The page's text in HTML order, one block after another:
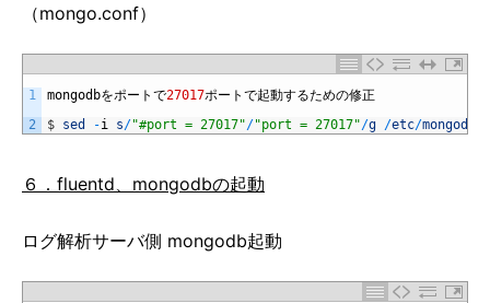
（mongo.conf）
1
2
mongodbをポートで27017ポートで起動するための修正
$ sed -i s/"#port = 27017"/"port = 27017"/g /etc/mongod
６．fluentd、mongodbの起動
ログ解析サーバ側 mongodb起動